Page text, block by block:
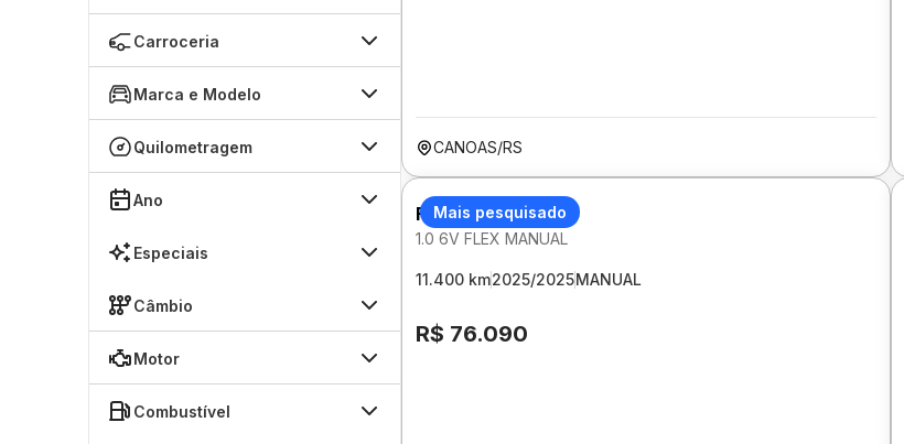
Carroceria
Marca e Modelo
Quilometragem
Ano
Especiais
Câmbio
Motor
Combustível
CANOAS/RS
Mais pesquisado
FIAT ARGO
1.0 6V FLEX MANUAL
11.400 km2025/2025MANUAL
R$ 76.090